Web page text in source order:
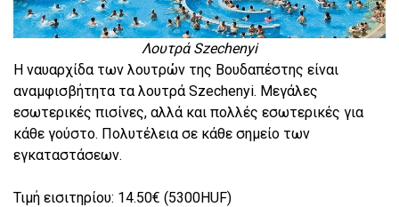
Λουτρά Szechenyi
Η ναυαρχίδα των λουτρών της Βουδαπέστης είναι
αναμφισβήτητα τα λουτρά Szechenyi. Μεγάλες
εσωτερικές πισίνες, αλλά και πολλές εσωτερικές για
κάθε γούστο. Πολυτέλεια σε κάθε σημείο των
εγκαταστάσεων.
Τιμή εισιτηρίου: 14.50€ (5300HUF)